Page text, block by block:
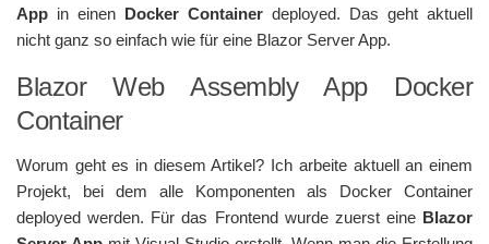
App in einen Docker Container deployed. Das geht aktuell
nicht ganz so einfach wie für eine Blazor Server App.
Blazor Web Assembly App Docker
Container
Worum geht es in diesem Artikel? Ich arbeite aktuell an einem
Projekt, bei dem alle Komponenten als Docker Container
deployed werden. Für das Frontend wurde zuerst eine Blazor